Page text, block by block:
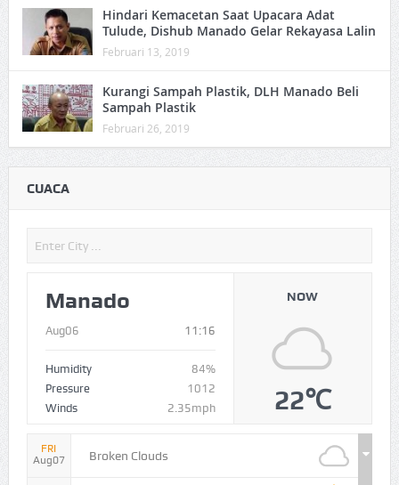
Hindari Kemacetan Saat Upacara Adat
Tulude, Dishub Manado Gelar Rekayasa Lalin
Februari 13, 2019
Kurangi Sampah Plastik, DLH Manado Beli
Sampah Plastik
Februari 26, 2019
CUACA
Manado
Aug06 11:16
Humidity
84%
Pressure
1012
Winds
2.35mph
NOW
22℃
FRI
Aug07
Broken Clouds